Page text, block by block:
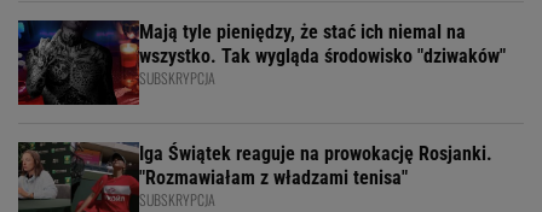
Mają tyle pieniędzy, że stać ich niemal na
wszystko. Tak wygląda środowisko "dziwaków"
SUBSKRYPCJA
Iga Świątek reaguje na prowokację Rosjanki.
"Rozmawiałam z władzami tenisa"
SUBSKRYPCJA